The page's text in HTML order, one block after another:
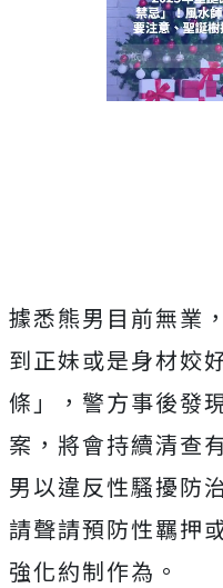
據悉熊男目前無業
到正妹或是身材姣
條」，警方事後發
案，將會持續清查
男以違反性騷擾防
請聲請預防性羈押
強化約制作為。